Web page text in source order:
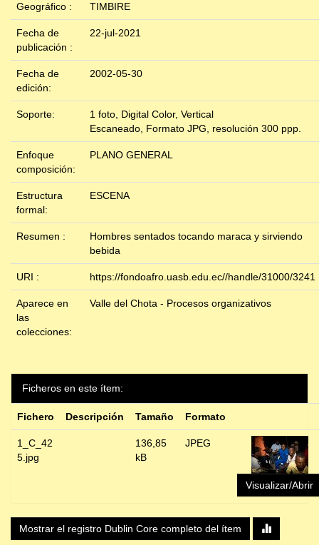
Geográfico :
TIMBIRE
Fecha de
publicación :
22-jul-2021
Fecha de
edición:
2002-05-30
Soporte:
1 foto, Digital Color, Vertical
Escaneado, Formato JPG, resolución 300 ppp.
Enfoque
composición:
PLANO GENERAL
Estructura
formal:
ESCENA
Resumen :
Hombres sentados tocando maraca y sirviendo
bebida
URI : https://fondoafro.uasb.edu.ec//handle/31000/3241
Aparece en
las
colecciones:
Valle del Chota - Procesos organizativos
Ficheros en este ítem:
Fichero Descripción Tamaño Formato
1_C_42
5.jpg
136,85
kB
JPEG
Visualizar/Abrir
Mostrar el registro Dublin Core completo del ítem